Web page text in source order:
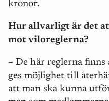
kronor.
Hur allvarligt är det
mot viloreglerna?
– De här reglerna finns
ges möjlighet till
att man ska kunna